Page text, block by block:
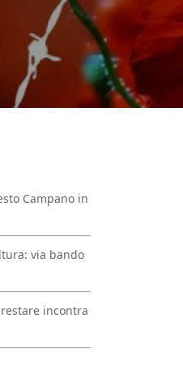
Campano in
via bando
incontra